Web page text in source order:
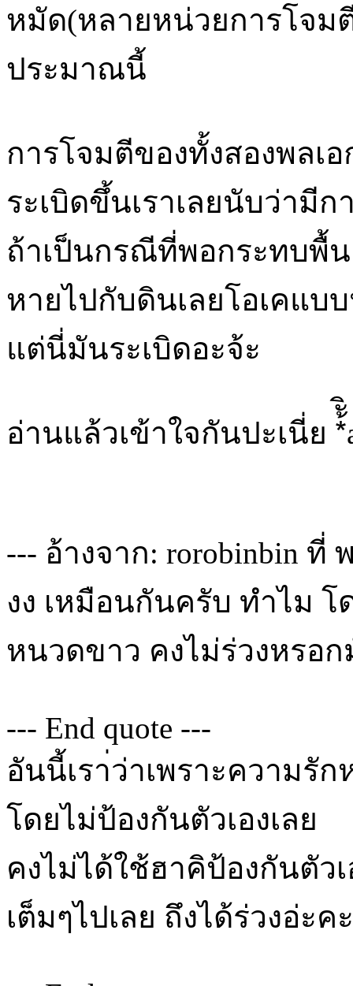
หมัด(หลายหน่วยการโจม
ประมาณนี้
การโจมตีของทั้งสองพลเ
ระเบิดขึ้นเราเลยนับว่ามี
ถ้าเป็นกรณีที่พอกระทบพื้
หายไปกับดินเลยโอเคแบ
แต่นี่มันระเบิดอะจ้ะ
อ่านแล้วเข้าใจกันปะเนี่ย *้ัิ
--- อ้างจาก: rorobinbin ที่
งง เหมือนกันครับ ทำไม
หนวดขาว คงไม่ร่วงหรอก
--- End quote ---
อันนี้เรา่ว่าเพราะความรั
โดยไม่ป้องกันตัวเองเลย
คงไม่ได้ใช้ฮาคิป้องกันตัว
เต็มๆไปเลย ถึงได้ร่วงอ่ะคะ